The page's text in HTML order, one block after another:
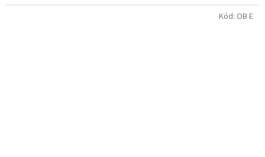
Kód: OB E